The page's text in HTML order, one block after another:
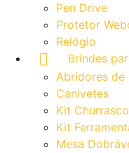
Pen Drive
Protetor
Relógio
Brindes
Abridores de
Canivetes
Kit Churrasco
Kit
Mesa